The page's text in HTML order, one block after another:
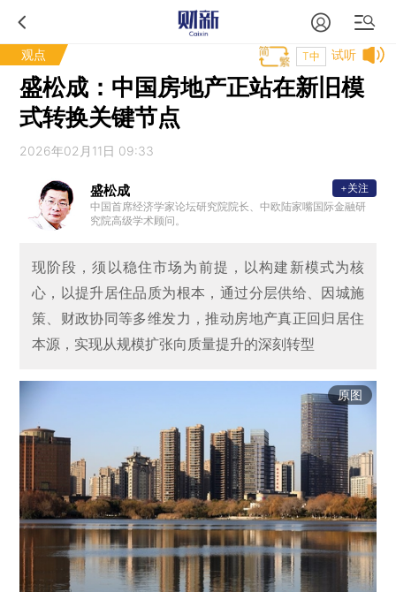
观点 试听
T中
盛松成：中国房地产正站在新旧模
式转换关键节点
2026年02月11日 09:33
盛松成
中国首席经济学家论坛研究院院长、中欧陆家嘴国际金融研
究院高级学术顾问。
+关注
现阶段，须以稳住市场为前提，以构建新模式为核
心，以提升居住品质为根本，通过分层供给、因城施
策、财政协同等多维发力，推动房地产真正回归居住
本源，实现从规模扩张向质量提升的深刻转型
原图